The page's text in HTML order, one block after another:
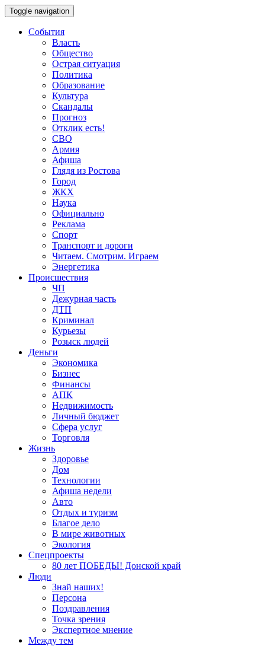
Toggle navigation
События
Власть
Общество
Острая ситуация
Политика
Образование
Культура
Скандалы
Прогноз
Отклик есть!
СВО
Армия
Афиша
Глядя из Ростова
Город
ЖКХ
Наука
Официально
Реклама
Спорт
Транспорт и дороги
Читаем. Смотрим. Играем
Энергетика
Происшествия
ЧП
Дежурная часть
ДТП
Криминал
Курьезы
Розыск людей
Деньги
Экономика
Бизнес
Финансы
АПК
Недвижимость
Личный бюджет
Сфера услуг
Торговля
Жизнь
Здоровье
Дом
Технологии
Афиша недели
Авто
Отдых и туризм
Благое дело
В мире животных
Экология
Спецпроекты
80 лет ПОБЕДЫ! Донской край
Люди
Знай наших!
Персона
Поздравления
Точка зрения
Экспертное мнение
Между тем